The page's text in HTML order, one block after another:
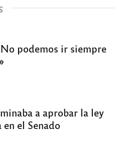
podemos ir siempre
a aprobar la ley
el Senado